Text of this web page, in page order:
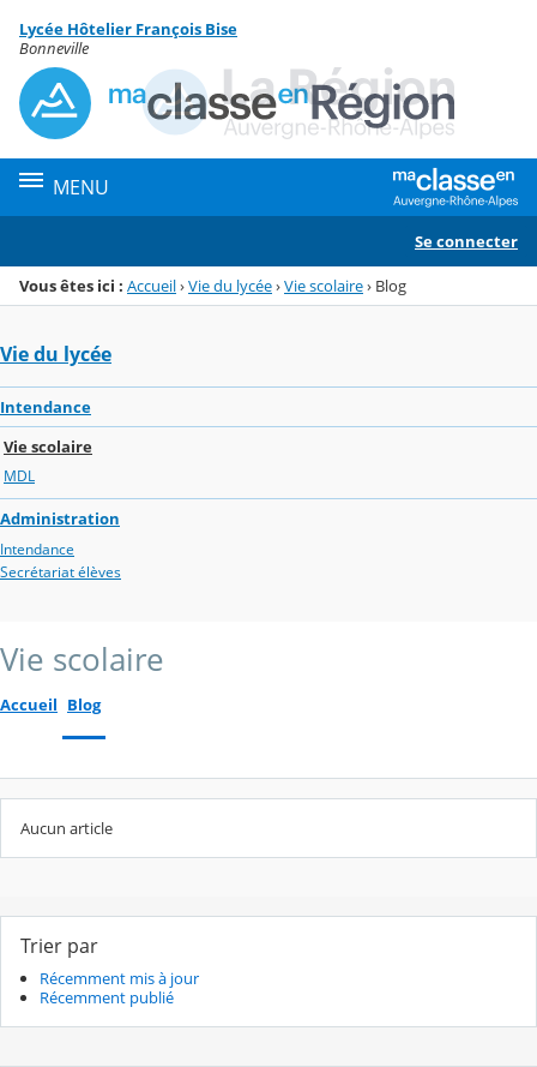
Menu de la rubrique
Contenu
Lycée Hôtelier François Bise
Bonneville
MENU
Se connecter
Vous êtes ici : Accueil›Vie du lycée›Vie scolaire› Blog
Vie du lycée
Intendance
Vie scolaire
MDL
Administration
Intendance
Secrétariat élèves
Vie scolaire
Accueil Blog
Aucun article
Trier par
Récemment mis à jour
Récemment publié